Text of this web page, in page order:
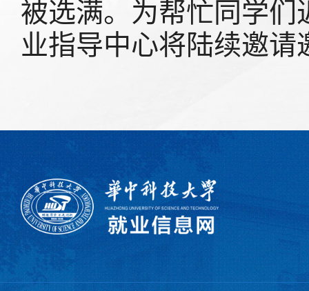
被选满。为帮忙同学
业指导中心将陆续邀